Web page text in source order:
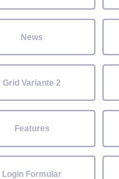
News
Grid Variante 2
Features
Login Formular